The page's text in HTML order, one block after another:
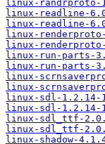
linux-
linux-readline-
linux-readline-
linux-
linux-
linux-run-parts-
linux-run-parts-
linux-
linux-
linux-sdl-1.2.14-
linux-sdl-1.2.14-
linux-sdl_ttf-
linux-sdl_ttf-
linux-shadow-